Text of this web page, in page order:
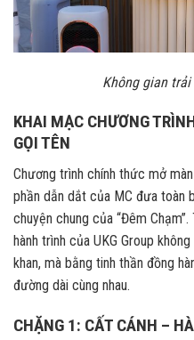
Không gian
KHAI MẠC CHƯƠNG
GỌI TÊN
Chương trình chính thức mở
phần dẫn dắt của MC đưa toàn
chuyện chung của “Đêm
hành trình của UKG Group
khan, mà bằng tinh thần đồng
đường dài cùng nhau.
CHẶNG 1: CẤT CÁNH –